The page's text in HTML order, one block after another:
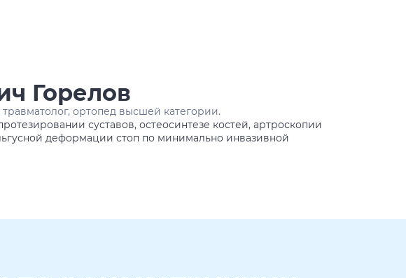
Горелов
ортопед высшей категории.
суставов, остеосинтезе костей, артроскопии
деформации стоп по минимально инвазивной